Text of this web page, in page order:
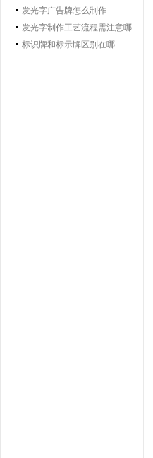
发光字广告牌怎么制作
发光字制作工艺流程需注意哪
些
标识牌和标示牌区别在哪